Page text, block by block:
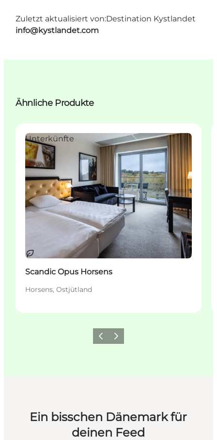
Zuletzt aktualisiert von:Destination Kystlandet
info@kystlandet.com
Ähnliche Produkte
Nachhaltig
Unterkünfte
Scandic Opus Horsens
Horsens, Ostjütland
ZurückWeiter
Ein bisschen Dänemark für
deinen Feed